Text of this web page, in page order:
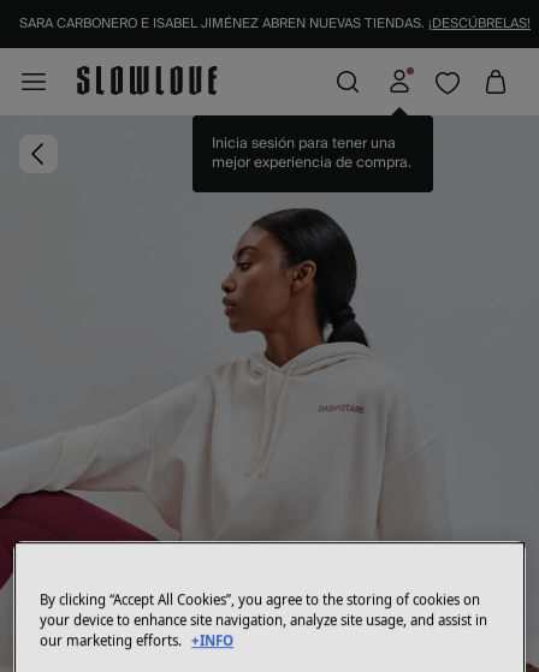
SARA CARBONERO E ISABEL JIMÉNEZ ABREN NUEVAS TIENDAS. ¡DESCÚBRELAS!
By clicking “Accept All Cookies”, you agree to the storing of cookies on
your device to enhance site navigation, analyze site usage, and assist in
our marketing efforts. +INFO